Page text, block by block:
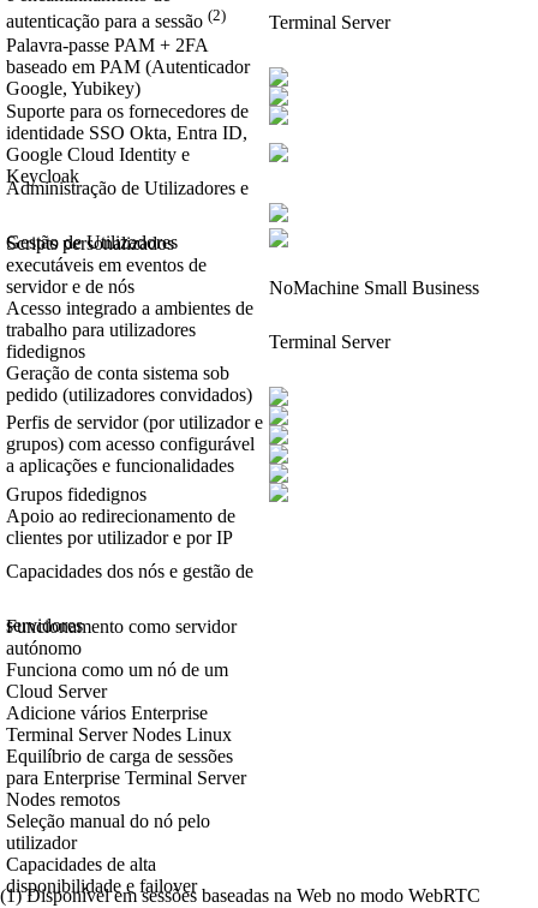
autenticação para a sessão (2)
Palavra-passe PAM + 2FA
baseado em PAM (Autenticador
Google, Yubikey)
Suporte para os fornecedores de
identidade SSO Okta, Entra ID,
Google Cloud Identity e
Keycloak
Administração de Utilizadores e
Gestão de Utilizadores
Scripts personalizados
executáveis em eventos de
servidor e de nós
Acesso integrado a ambientes de
trabalho para utilizadores
fidedignos
Geração de conta sistema sob
pedido (utilizadores convidados)
Perfis de servidor (por utilizador e
grupos) com acesso configurável
a aplicações e funcionalidades
Grupos fidedignos
Apoio ao redirecionamento de
clientes por utilizador e por IP
Capacidades dos nós e gestão de
servidores
Funcionamento como servidor
autónomo
Funciona como um nó de um
Cloud Server
Adicione vários Enterprise
Terminal Server Nodes Linux
Equilíbrio de carga de sessões
para Enterprise Terminal Server
Nodes remotos
Seleção manual do nó pelo
utilizador
Capacidades de alta
disponibilidade e failover
Terminal Server
NoMachine Small Business
Terminal Server
(1) Disponível em sessões baseadas na Web no modo WebRTC